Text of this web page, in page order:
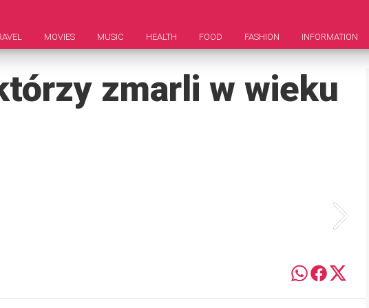
MOVIES MUSIC HEALTH FOOD FASHION INFORMATION
zmarli w wieku